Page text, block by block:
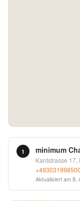
1 minimum
Kantstrasse 17,
+493031998500
Aktualisiert am8.